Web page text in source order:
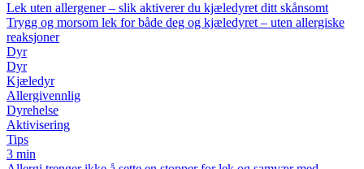
Lek uten allergener – slik aktiverer du kjæledyret ditt skånsomt
Trygg og morsom lek for både deg og kjæledyret – uten allergiske
reaksjoner
Dyr
Dyr
Kjæledyr
Allergivennlig
Dyrehelse
Aktivisering
Tips
3 min